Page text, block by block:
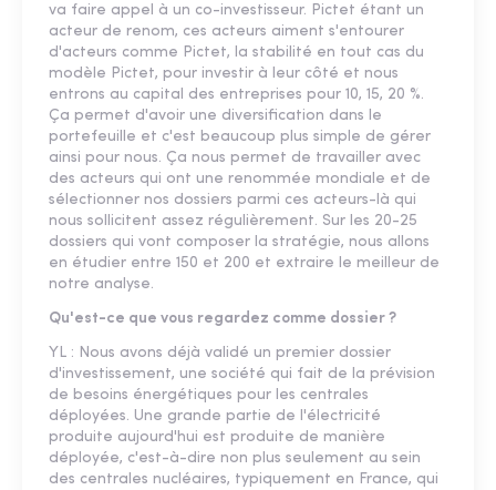
va faire appel à un co-investisseur. Pictet étant un
acteur de renom, ces acteurs aiment s'entourer
d'acteurs comme Pictet, la stabilité en tout cas du
modèle Pictet, pour investir à leur côté et nous
entrons au capital des entreprises pour 10, 15, 20 %.
Ça permet d'avoir une diversification dans le
portefeuille et c'est beaucoup plus simple de gérer
ainsi pour nous. Ça nous permet de travailler avec
des acteurs qui ont une renommée mondiale et de
sélectionner nos dossiers parmi ces acteurs-là qui
nous sollicitent assez régulièrement. Sur les 20-25
dossiers qui vont composer la stratégie, nous allons
en étudier entre 150 et 200 et extraire le meilleur de
notre analyse.
Qu'est-ce que vous regardez comme dossier ?
YL : Nous avons déjà validé un premier dossier
d'investissement, une société qui fait de la prévision
de besoins énergétiques pour les centrales
déployées. Une grande partie de l'électricité
produite aujourd'hui est produite de manière
déployée, c'est-à-dire non plus seulement au sein
des centrales nucléaires, typiquement en France, qui